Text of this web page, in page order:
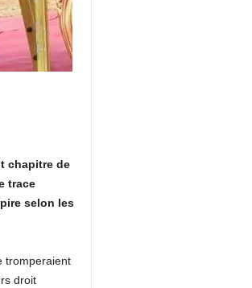
chapitre de
trace
selon les
tromperaient
droit